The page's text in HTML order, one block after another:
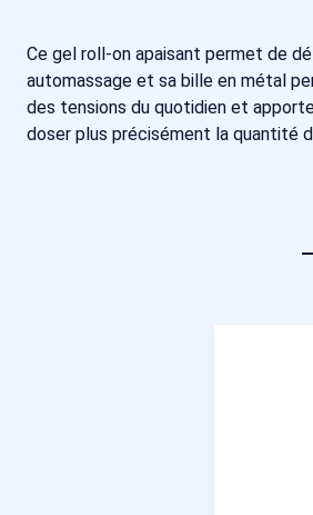
Ce gel roll-on apaisant permet de
automassage et sa bille en métal
des tensions du quotidien et
doser plus précisément la quantité